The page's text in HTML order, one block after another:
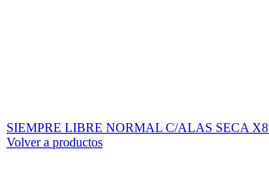
SIEMPRE LIBRE NORMAL C/ALAS SECA X8
Volver a productos